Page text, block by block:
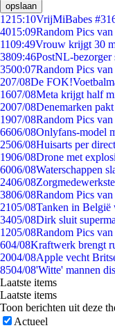
opslaan
1215:10VrijMiBabes
4015:09Random Pics
1109:49Vrouw krijgt 30
3809:46PostNL-bezorger
3500:07Random Pics
207/08De
1607/08Meta krijgt half
2007/08Denemarken
1907/08Random Pics
6606/08Onlyfans-model
2506/08Huisarts per
1906/08Drone met
6006/08Waterschappen
2406/08
3806/08Random Pics
2105/08Tanken in België
3405/08Dirk sluit
1205/08Random Pics
604/08Kraftwerk brengt
2004/08Apple vecht
8504/08'Witte' mannen
Laatste items
Laatste items
Toon berichten uit deze
Actueel